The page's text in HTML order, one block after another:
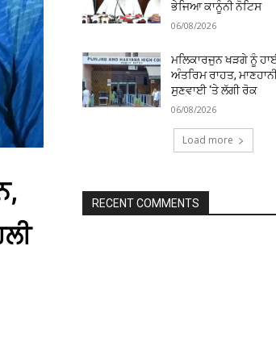
ਭੇਜਿਆ ਕਾਨੂੰਨੀ ਨੋਟਿਸ
06/08/2026
ਮਲਿਕਾਰਜੁਨ ਖੜਗੇ ਨੂੰ
ਅੰਤਰਿਮ ਰਾਹਤ,
ਸੁਣਵਾਈ ‘ਤੇ ਲੱਗੀ ਰੋਕ
06/08/2026
Load more
RECENT COMMENTS